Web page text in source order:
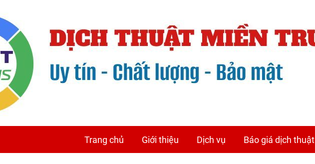
Trang chủ Giới thiệu Dịch vụ Báo giá dịch thuật